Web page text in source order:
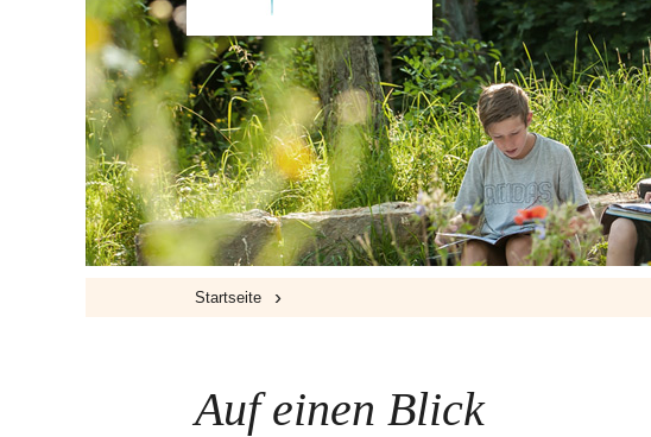
Startseite ›
Auf einen Blick